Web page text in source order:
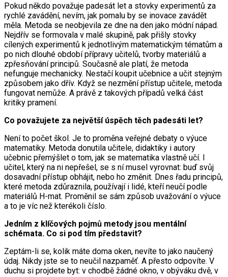
Pokud někdo považuje padesát let a stovky experimentů za
rychlé zavádění, nevím, jak pomalu by se inovace zavádět
měla. Metoda se neobjevila ze dne na den jako módní nápad.
Nejdřív se formovala v malé skupině, pak přišly stovky
cílených experimentů k jednotlivým matematickým tématům a
po nich dlouhé období přípravy učitelů, tvorby materiálů a
zpřesňování principů. Současně ale platí, že metoda
nefunguje mechanicky. Nestačí koupit učebnice a učit stejným
způsobem jako dřív. Když se nezmění přístup učitele, metoda
fungovat nemůže. A právě z takových případů velká část
kritiky pramení.
Co považujete za největší úspěch těch padesáti let?
Není to počet škol. Je to proměna veřejné debaty o výuce
matematiky. Metoda donutila učitele, didaktiky i autory
učebnic přemýšlet o tom, jak se matematika vlastně učí. I
učitel, který na ni nepřešel, se s ní musel vyrovnat: buď svůj
dosavadní přístup obhájit, nebo ho změnit. Dnes řadu principů,
které metoda zdůraznila, používají i lidé, kteří neučí podle
materiálů H-mat. Proměnil se sám způsob uvažování o výuce
a to je víc než kterékoli číslo.
Jedním z klíčových pojmů metody jsou mentální
schémata. Co si pod tím představit?
Zeptám-li se, kolik máte doma oken, nevíte to jako naučený
údaj. Nikdy jste se to neučil nazpaměť. A přesto odpovíte. V
duchu si projdete byt: v chodbě žádné okno, v obýváku dvě, v